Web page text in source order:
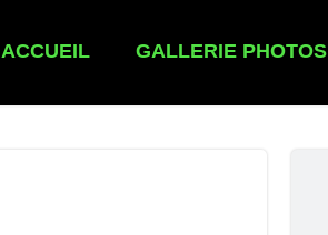
ACCUEIL GALLERIE PHOTOS